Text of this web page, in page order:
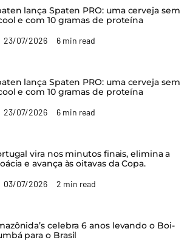
lança Spaten PRO: uma cerveja sem
e com 10 gramas de proteína
23/07/2026 6 min read
lança Spaten PRO: uma cerveja sem
e com 10 gramas de proteína
23/07/2026 6 min read
vira nos minutos finais, elimina a
e avança às oitavas da Copa.
03/07/2026 2 min read
celebra 6 anos levando o Boi-
para o Brasil